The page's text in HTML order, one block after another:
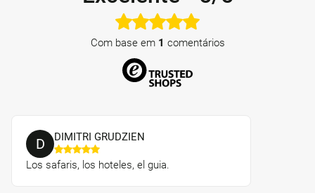
Com base em 1 comentários
D DIMITRI GRUDZIEN
Los safaris, los hoteles, el guia.